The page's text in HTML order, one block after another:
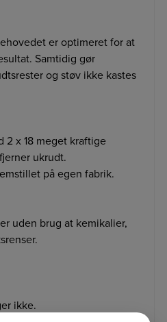
er optimeret for at
Samtidig gør
og støv ikke kastes
2 x 18 meget kraftige
ukrudt.
på egen fabrik.
uden brug at kemikalier,
ikke.